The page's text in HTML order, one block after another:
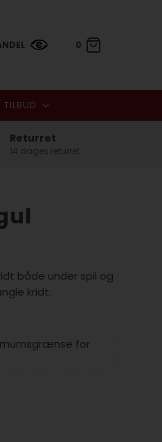
0
0,00 DKK
TILBUD
Returret
14 dages returret
både under spil og
kridt.
for